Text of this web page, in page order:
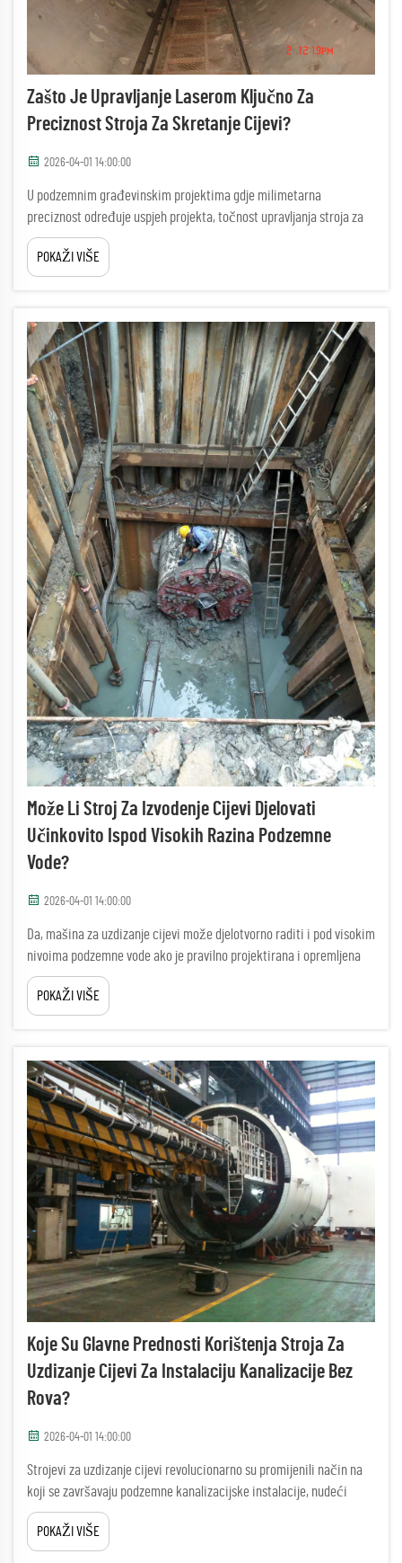
Zašto Je Upravljanje Laserom Ključno Za
Preciznost Stroja Za Skretanje Cijevi?
2026-04-01 14:00:00
U podzemnim građevinskim projektima gdje milimetarna
preciznost određuje uspjeh projekta, točnost upravljanja stroja za
uzdizanje cijevi postaje kritični čimbenik koji odvaja uspješne
instalacije od skupih korekcija. Moderna operacija tuneliranja...
POKAŽI VIŠE
Može Li Stroj Za Izvodenje Cijevi Djelovati
Učinkovito Ispod Visokih Razina Podzemne
Vode?
2026-04-01 14:00:00
Da, mašina za uzdizanje cijevi može djelotvorno raditi i pod visokim
nivoima podzemne vode ako je pravilno projektirana i opremljena
odgovarajućim sustavima za upravljanje podzemnom vodom.
Moderna tehnologija mašina za skidanje cijevi uključuje
sofisticirani pritisak zemlje...
POKAŽI VIŠE
Koje Su Glavne Prednosti Korištenja Stroja Za
Uzdizanje Cijevi Za Instalaciju Kanalizacije Bez
Rova?
2026-04-01 14:00:00
Strojevi za uzdizanje cijevi revolucionarno su promijenili način na
koji se završavaju podzemne kanalizacijske instalacije, nudeći
značajne prednosti u odnosu na tradicionalne metode otvaranja
cijevi. Ovi sofisticirani sistemi tuneliranja omogućuju izvođačima
da instaliraju nove kanalizacijske linije...
POKAŽI VIŠE